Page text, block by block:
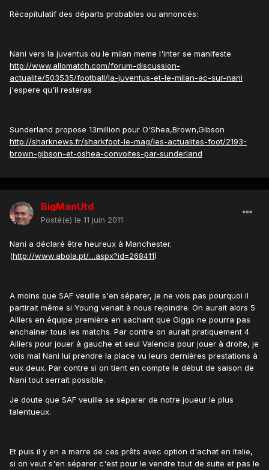
Récapitulatif des départs probables ou annoncés:
Nani vers la juventus ou le milan meme l'inter se manifeste
http://www.allomatch.com/forum-discussion-
actualite/503535/football/la-juventus-et-le-milan-ac-sur-nani
j'espere qu'il resteras
Sunderland propose 13million pour O'Shea,Brown,Gibson
http://sharknews.fr/sharkfoot-le-mag/les-actualites-foot/2193-
brown-gibson-et-oshea-convoites-par-sunderland
BigManUtd
Posté(e) le 11 juin 2011
Nani a déclaré être heureux à Manchester.
(http://www.abola.pt/....aspx?id=268411)
A moins que SAF veuille s'en séparer, je ne vois pas pourquoi il
partirait même si Young venait à nous rejoindre. On aurait alors 5
Ailiers en équipe première en sachant que Giggs ne pourra pas
enchainer tous les matchs. Par contre on aurait pratiquement 4
Ailiers pour jouer à gauche et seul Valencia pour jouer à droite, je
vois mal Nani lui prendre la place vu leurs dernières prestations à
eux deux. Par contre si on tient en compte le début de saison de
Nani tout serrait possible.
Je doute que SAF veuille se séparer de notre joueur le plus
talentueux.
Et puis il y en a marre de ces prêts avec option d'achat en Italie,
si on veut s'en séparer c'est pour le vendre tout de suite et pas le